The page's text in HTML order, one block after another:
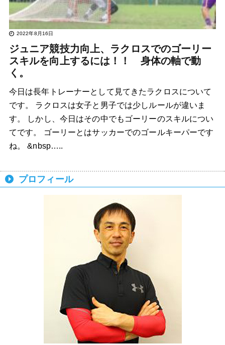
2022年8月16日
ジュニア競技力向上、ラクロスでのゴーリー
スキルを向上するには！！ 身体の軸で動
く。
今日は長年トレーナーとして見てきたラクロスについて
です。 ラクロスは女子と男子では少しルールが違いま
す。 しかし、今日はその中でもゴーリーのスキルについ
てです。 ゴーリーとはサッカーでのゴールキーパーです
ね。 &nbsp…..
プロフィール